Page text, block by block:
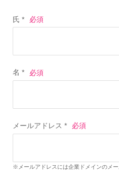
氏 *
名 *
メールアドレス *
※メールアドレスには企業ドメインのメー